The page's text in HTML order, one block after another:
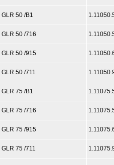
GLR 50 /B1
GLR 50 /716
GLR 50 /915
GLR 50 /711
GLR 75 /B1
GLR 75 /716
GLR 75 /915
GLR 75 /711